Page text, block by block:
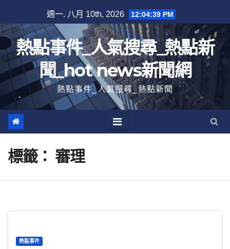
至
內
容
週一. 八月 10th, 2026 12:04:40 PM
熱點事件_人氣搜尋_熱點新
聞_hot news新聞網
熱點事件_人氣搜尋_熱點新聞
標籤： 審理
熱點事件